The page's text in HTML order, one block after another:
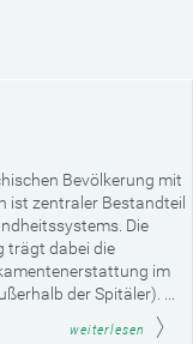
Bevölkerung mit
ist zentraler Bestandteil
Die
trägt dabei die
im
der Spitäler). ...
weiterlesen